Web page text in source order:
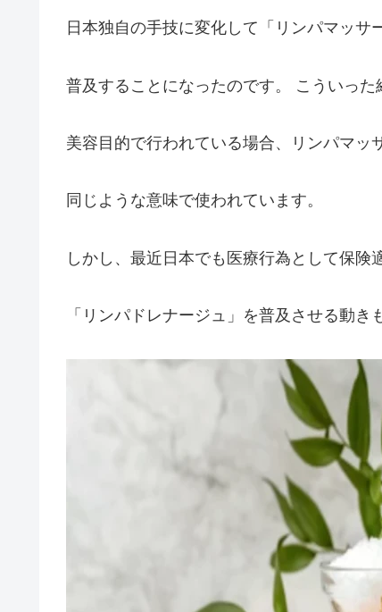
日本独自の手技に変化して「リンパマッサ
普及することになったのです。 こういった
美容目的で行われている場合、リンパマッ
同じような意味で使われています。
しかし、最近日本でも医療行為として保険
「リンパドレナージュ」を普及させる動き